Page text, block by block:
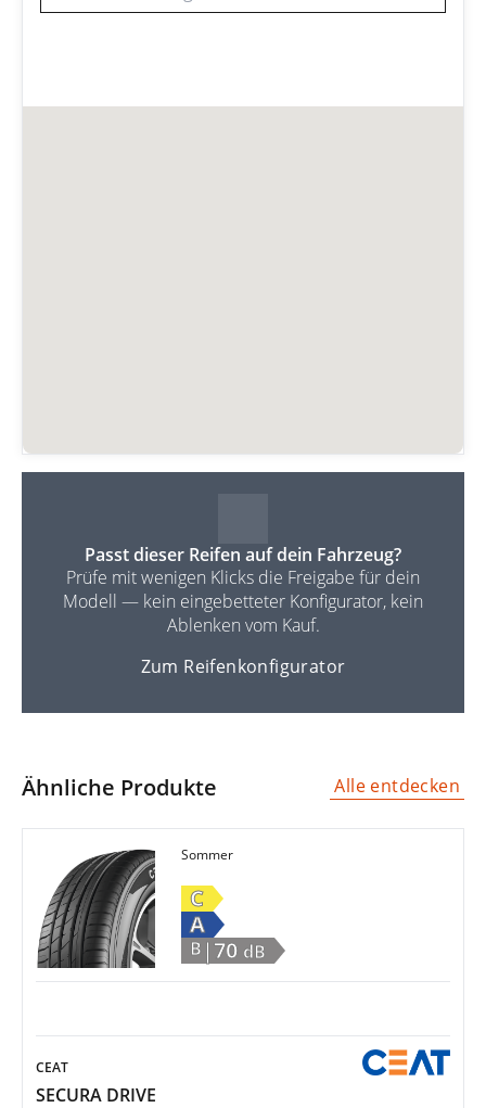
Passt dieser Reifen auf dein Fahrzeug?
Prüfe mit wenigen Klicks die Freigabe für dein
Modell — kein eingebetteter Konfigurator, kein
Ablenken vom Kauf.
Zum Reifenkonfigurator
Ähnliche Produkte Alle entdecken
Sommer
C
A
B |70 dB
CEAT
SECURA DRIVE